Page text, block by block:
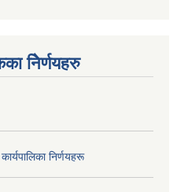
निेर्णयहरु
निर्णयहरू